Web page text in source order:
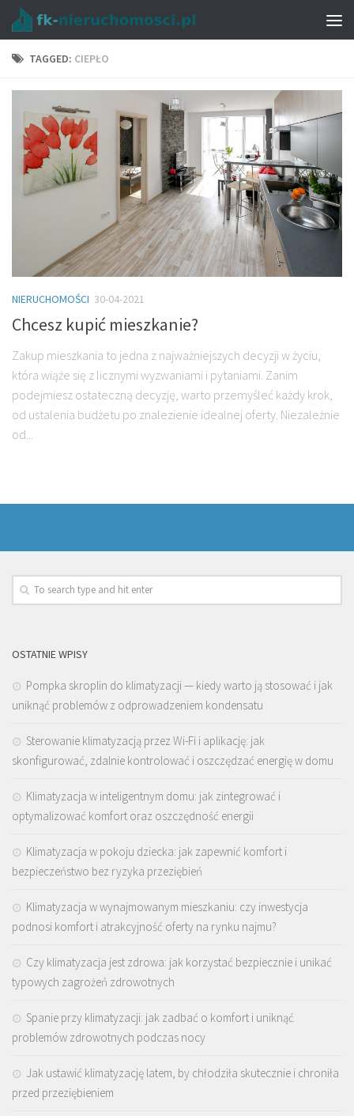
TAGGED: CIEPŁO
NIERUCHOMOŚCI 30-04-2021
Chcesz kupić mieszkanie?
Zakup mieszkania to jedna z najważniejszych decyzji w życiu,
która wiąże się z licznymi wyzwaniami i pytaniami. Zanim
podejmiesz ostateczną decyzję, warto przemyśleć każdy krok,
od ustalenia budżetu po znalezienie idealnej oferty. Niezależnie
od...
OSTATNIE WPISY
Pompka skroplin do klimatyzacji — kiedy warto ją stosować i jak
uniknąć problemów z odprowadzeniem kondensatu
Sterowanie klimatyzacją przez Wi-Fi i aplikację: jak
skonfigurować, zdalnie kontrolować i oszczędzać energię w domu
Klimatyzacja w inteligentnym domu: jak zintegrować i
optymalizować komfort oraz oszczędność energii
Klimatyzacja w pokoju dziecka: jak zapewnić komfort i
bezpieczeństwo bez ryzyka przeziębień
Klimatyzacja w wynajmowanym mieszkaniu: czy inwestycja
podnosi komfort i atrakcyjność oferty na rynku najmu?
Czy klimatyzacja jest zdrowa: jak korzystać bezpiecznie i unikać
typowych zagrożeń zdrowotnych
Spanie przy klimatyzacji: jak zadbać o komfort i uniknąć
problemów zdrowotnych podczas nocy
Jak ustawić klimatyzację latem, by chłodziła skutecznie i chroniła
przed przeziębieniem